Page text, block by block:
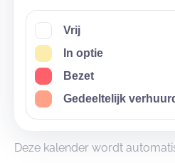
Vrij
In optie
Bezet
Gedeeltelijk
Deze kalender wordt